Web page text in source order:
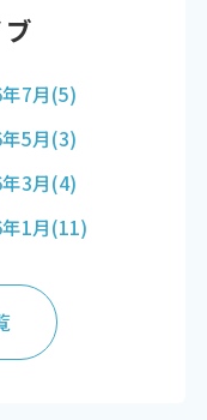
7月(5)
5月(3)
3月(4)
1月(11)